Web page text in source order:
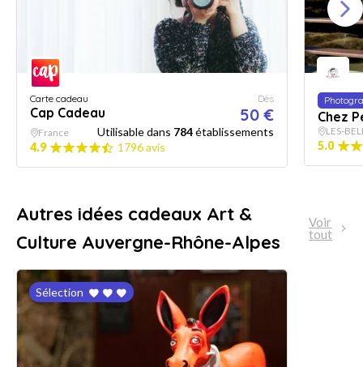
Carte cadeau
Cap Cadeau
Dès
50 €
France Utilisable dans 784établissements
4.9
1796 avis
Chez
LES-
5.0
Autres idées cadeaux Art &
Culture Auvergne-Rhône-Alpes
Voir
tout
Sélection